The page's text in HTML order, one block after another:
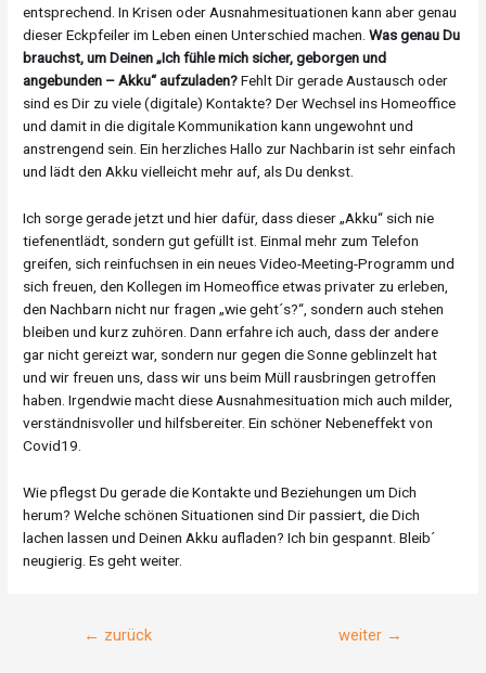
entsprechend. In Krisen oder Ausnahmesituationen kann aber genau
dieser Eckpfeiler im Leben einen Unterschied machen.Was genau Du
brauchst, um Deinen „Ich fühle mich sicher, geborgen und
angebunden – Akku“ aufzuladen?Fehlt Dir gerade Austausch oder
sind es Dir zu viele (digitale) Kontakte? Der Wechsel ins Homeoffice
und damit in die digitale Kommunikation kann ungewohnt und
anstrengend sein. Ein herzliches Hallo zur Nachbarin ist sehr einfach
und lädt den Akku vielleicht mehr auf, als Du denkst.
Ich sorge gerade jetzt und hier dafür, dass dieser „Akku“ sich nie
tiefenentlädt, sondern gut gefüllt ist. Einmal mehr zum Telefon
greifen, sich reinfuchsen in ein neues Video-Meeting-Programm und
sich freuen, den Kollegen im Homeoffice etwas privater zu erleben,
den Nachbarn nicht nur fragen „wie geht´s?“, sondern auch stehen
bleiben und kurz zuhören. Dann erfahre ich auch, dass der andere
gar nicht gereizt war, sondern nur gegen die Sonne geblinzelt hat
und wir freuen uns, dass wir uns beim Müll rausbringen getroffen
haben. Irgendwie macht diese Ausnahmesituation mich auch milder,
verständnisvoller und hilfsbereiter. Ein schöner Nebeneffekt von
Covid19.
Wie pflegst Du gerade die Kontakte und Beziehungen um Dich
herum? Welche schönen Situationen sind Dir passiert, die Dich
lachen lassen und Deinen Akku aufladen? Ich bin gespannt. Bleib´
neugierig. Es geht weiter.
Beitragsnavigation
← zurück weiter →